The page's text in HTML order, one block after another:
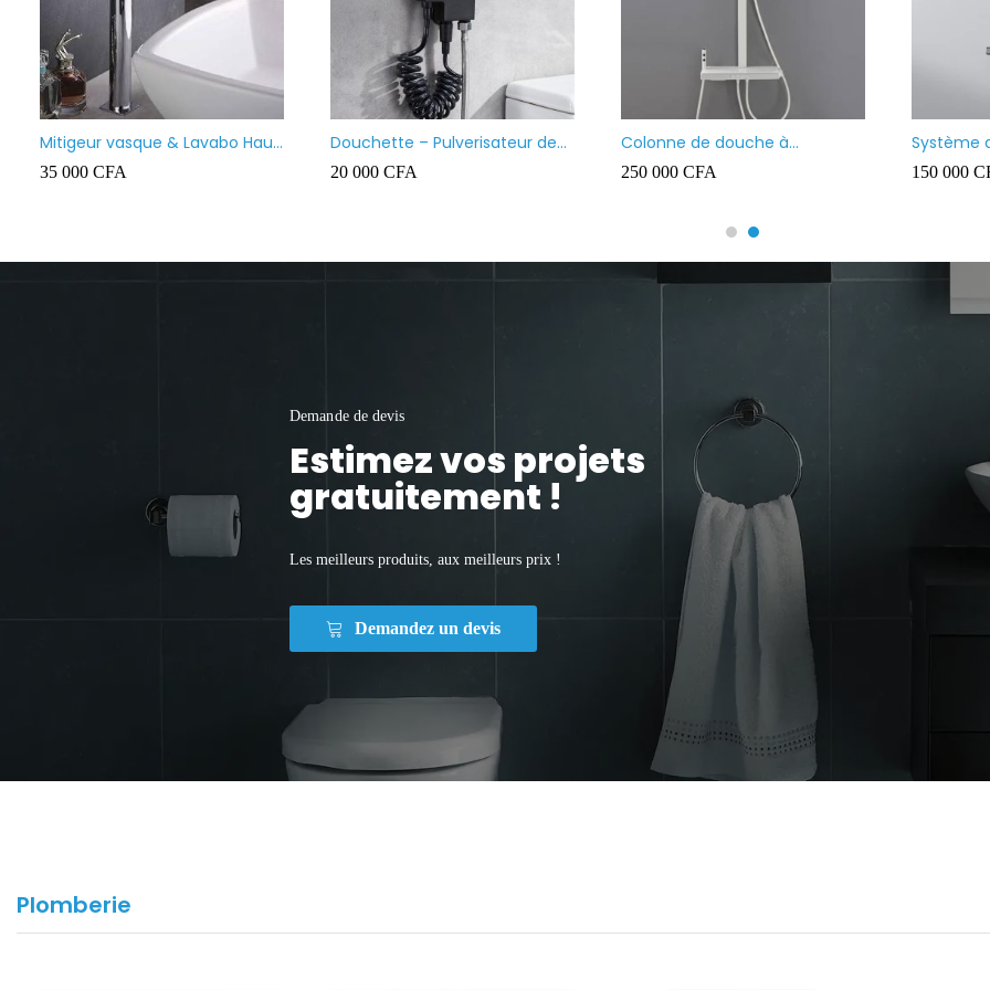
Lavabo meuble salle de bain
suspendu
130 000CFA
Vasque à poser carré
35 000CFA
Vasque à
35 000CFA
Demande de devis
Estimez vos projets
gratuitement !
Les meilleurs produits, aux meilleurs prix !
Demandez un devis
Plomberie